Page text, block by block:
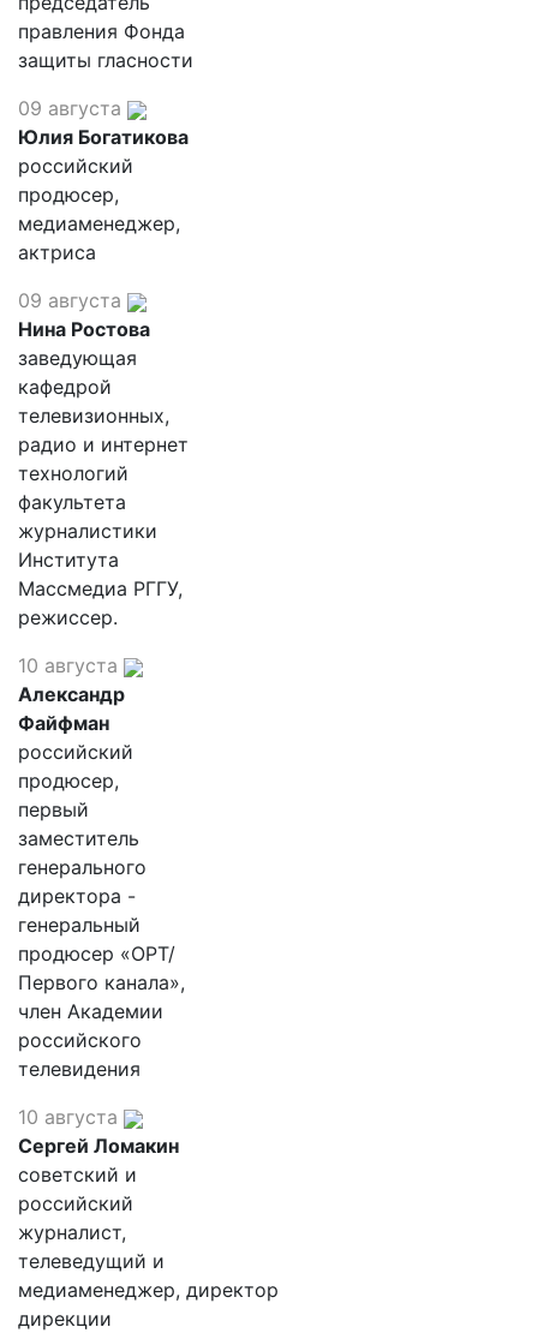
правления Фонда
защиты гласности
09 августа
Юлия Богатикова
российский
продюсер,
медиаменеджер,
актриса
09 августа
Нина Ростова
заведующая
кафедрой
телевизионных,
радио и интернет
технологий
факультета
журналистики
Института
Массмедиа РГГУ,
режиссер.
10 августа
Александр
Файфман
российский
продюсер,
первый
заместитель
генерального
директора -
генеральный
продюсер «ОРТ/
Первого канала»,
член Академии
российского
телевидения
10 августа
Сергей Ломакин
советский и
российский
журналист,
телеведущий и
медиаменеджер, директор
дирекции